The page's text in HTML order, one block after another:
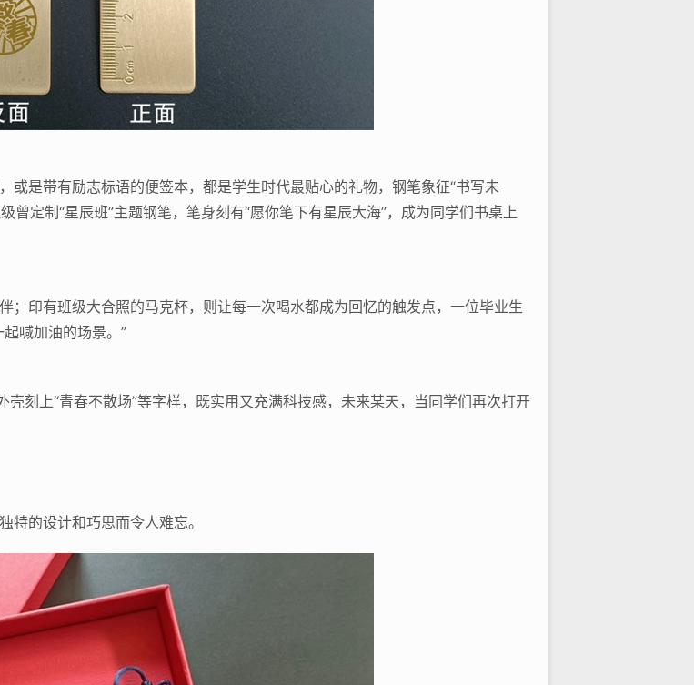
是带有励志标语的便签本，都是学生时代最贴心的礼物，钢笔象征“书写未
曾定制“星辰班”主题钢笔，笔身刻有“愿你笔下有星辰大海”，成为同学们书桌上
；印有班级大合照的马克杯，则让每一次喝水都成为回忆的触发点，一位毕业生
喊加油的场景。”
刻上“青春不散场”等字样，既实用又充满科技感，未来某天，当同学们再次打开
特的设计和巧思而令人难忘。